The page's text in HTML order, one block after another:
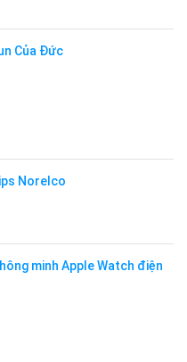
Của Đức
Norelco
minh Apple Watch điện